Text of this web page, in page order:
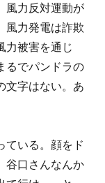
風力反対運動が
風力発電は詐欺
力被害を通じ
るでパンドラの
文字はない。あ
ている。顔をド
谷口さんなんか